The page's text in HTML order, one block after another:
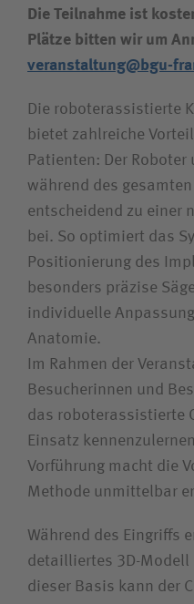
Die Teilnahme ist
Plätze bitten wir um
veranstaltung@bgu-
Die roboterassistierte
bietet zahlreiche
Patienten: Der
während des
entscheidend zu einer
bei. So optimiert das
Positionierung des
besonders präzise
individuelle
Anatomie.
Im Rahmen der
Besucherinnen und
das roboterassistierte
Einsatz
Vorführung macht die
Methode unmittelbar
Während des Eingriffs
detailliertes 3D-Modell
dieser Basis kann der